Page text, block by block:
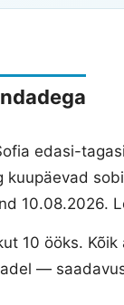
edasi-
kuupäevad
10.08.2026.
10 ööks.
—